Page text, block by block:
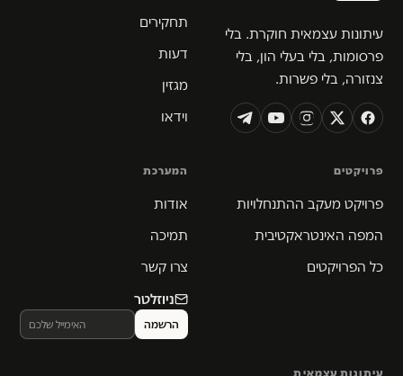
עיתונות עצמאית חוקרת. בלי
פרסומות, בלי בעלי הון, בלי
צנזורה, בלי פשרות.
תחקירים
דעות
מגזין
וידאו
פרויקטים
פרויקט מעקב ההתנחלויות
המפה האינטראקטיבית
כל הפרויקטים
המערכת
אודות
תמיכה
צרו קשר
ניוזלטר
עיתונות עצמאית